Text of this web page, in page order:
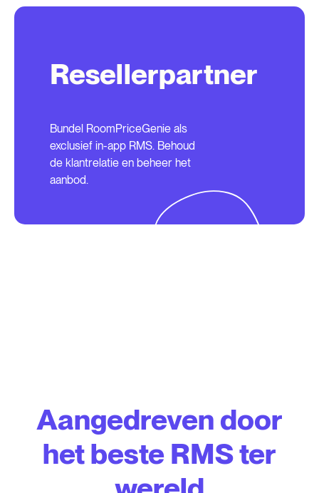
Resellerpartner
Bundel RoomPriceGenie als
exclusief in-app RMS. Behoud
de klantrelatie en beheer het
aanbod.
Aangedreven door
het beste RMS ter